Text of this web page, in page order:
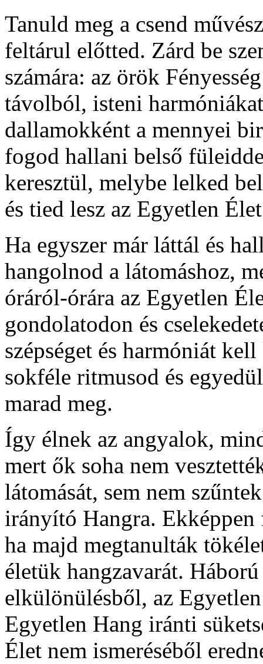
Tanuld meg a csend
feltárul előtted. Zárd be
számára: az örök
távolból, isteni
dallamokként a mennyei
fogod hallani belső
keresztül, melybe lelked
és tied lesz az Egyetlen
Ha egyszer már láttál és
hangolnod a látomáshoz,
óráról-órára az Egyetlen
gondolatodon és
szépséget és harmóniát
sokféle ritmusod és
marad meg.
Így élnek az angyalok,
mert ők soha nem
látomását, sem nem
irányító Hangra.
ha majd megtanulták
életük hangzavarát.
elkülönülésből, az
Egyetlen Hang iránti
Élet nem ismeréséből